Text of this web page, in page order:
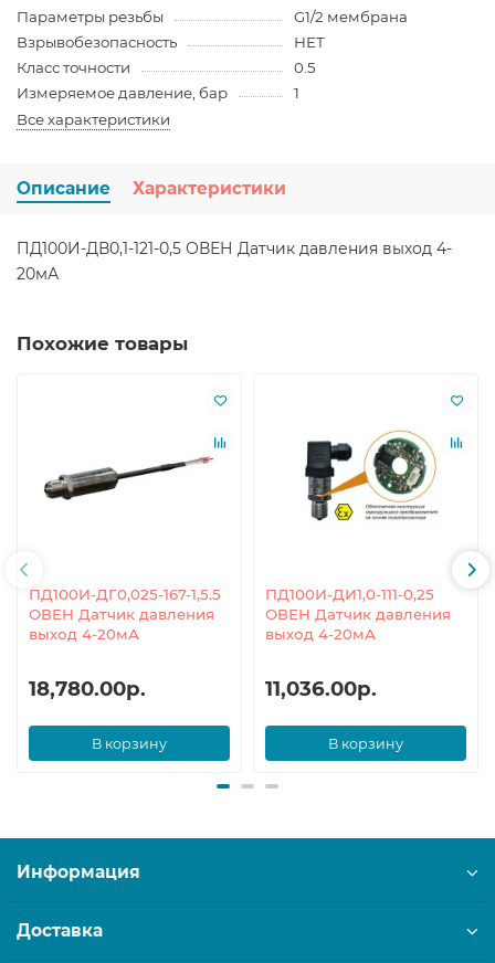
Параметры резьбы
G1/2 мембрана
Взрывобезопасность
НЕТ
Класс точности
0.5
Измеряемое давление, бар
1
Все характеристики
Описание Характеристики
ПД100И-ДВ0,1-121-0,5 ОВЕН Датчик давления выход 4-
20мА
Похожие товары
ПД100И-ДГ0,025-167-1,5.5
ОВЕН Датчик давления
выход 4-20мА
18,780.00р.
В корзину
ПД100И-ДИ1,0-111-0,25
ОВЕН Датчик давления
выход 4-20мА
11,036.00р.
В корзину
Информация
Доставка